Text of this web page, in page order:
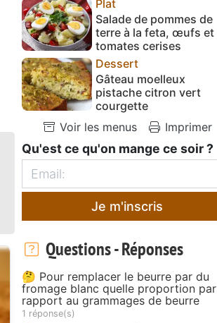
Plat
Salade de pommes de
terre à la feta, œufs et
tomates cerises
Dessert
Gâteau moelleux
pistache citron vert
courgette
Voir les menus
Imprimer
Qu'est ce qu'on mange ce soir ?
Je m'inscris
Questions - Réponses
🤔 Pour remplacer le beurre par du
fromage blanc quelle proportion par
rapport au grammages de beurre
1 réponse(s)